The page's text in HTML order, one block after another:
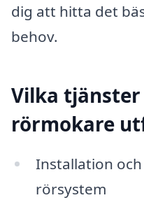
dig att hitta det
behov.
Vilka tjänster
rörmokare
Installation
rörsystem